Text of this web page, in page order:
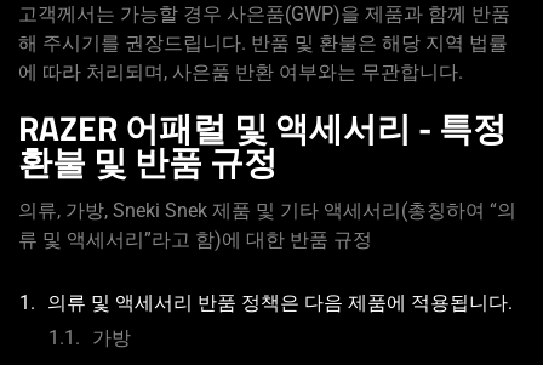
고객께서는 가능할 경우 사은품(GWP)을 제품과 함께 반품
해 주시기를 권장드립니다. 반품 및 환불은 해당 지역 법률
에 따라 처리되며, 사은품 반환 여부와는 무관합니다.
RAZER 어패럴 및 액세서리 - 특정
환불 및 반품 규정
의류, 가방, Sneki Snek 제품 및 기타 액세서리(총칭하여 “의
류 및 액세서리”라고 함)에 대한 반품 규정
의류 및 액세서리 반품 정책은 다음 제품에 적용됩니다.
가방